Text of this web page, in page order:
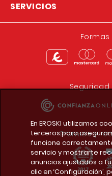
SERVICIOS
Seguridad
Premios y
En EROSKI utilizamos
terceros para
funcione
servicio y mostrarte
anuncios ajustados a
clic en ‘Configuración’,